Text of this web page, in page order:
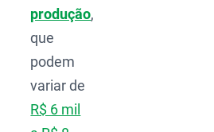
produção,
que
podem
variar de
R$ 6 mil